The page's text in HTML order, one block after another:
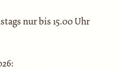
nur bis 15.00 Uhr